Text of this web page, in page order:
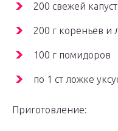
200 свежей
200 г кореньев и
100 г помидоров
по 1 ст ложке
Приготовление: